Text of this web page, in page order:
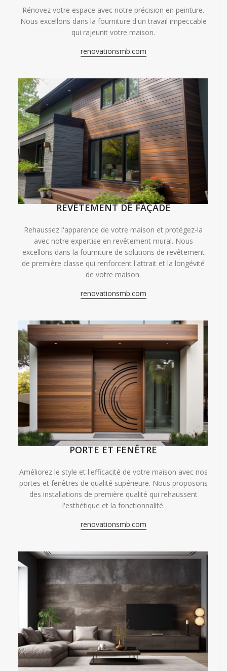
Rénovez votre espace avec notre précision en peinture.
Nous excellons dans la fourniture d'un travail impeccable
qui rajeunit votre maison.
renovationsmb.com
REVÊTEMENT DE FAÇADE
Rehaussez l'apparence de votre maison et protégez-la
avec notre expertise en revêtement mural. Nous
excellons dans la fourniture de solutions de revêtement
de première classe qui renforcent l'attrait et la longévité
de votre maison.
renovationsmb.com
PORTE ET FENÊTRE
Améliorez le style et l'efficacité de votre maison avec nos
portes et fenêtres de qualité supérieure. Nous proposons
des installations de première qualité qui rehaussent
l'esthétique et la fonctionnalité.
renovationsmb.com